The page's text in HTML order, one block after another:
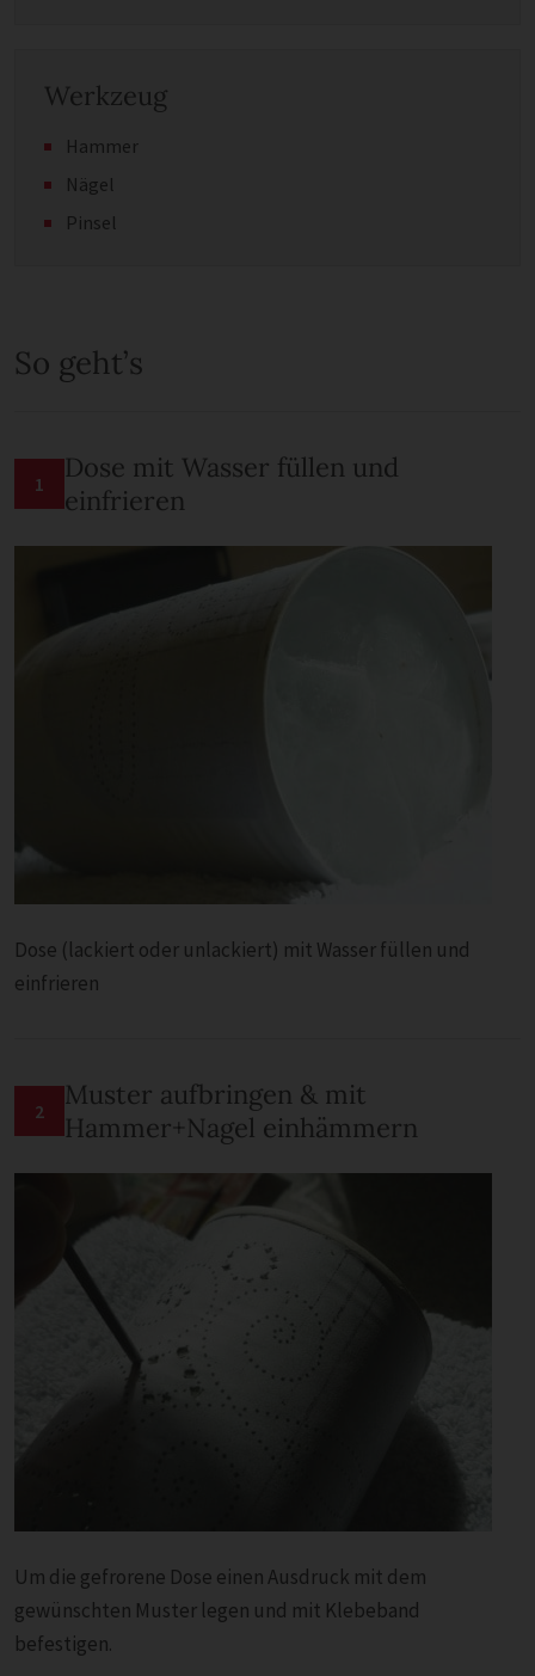
Werkzeug
Hammer
Nägel
Pinsel
So geht’s
1
Dose mit Wasser füllen und
einfrieren
Dose (lackiert oder unlackiert) mit Wasser füllen und
einfrieren
2
Muster aufbringen & mit
Hammer+Nagel einhämmern
Um die gefrorene Dose einen Ausdruck mit dem
gewünschten Muster legen und mit Klebeband
befestigen.